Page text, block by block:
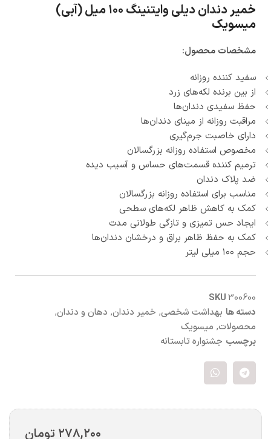
خمیر دندان دیلی وایتنینگ ۱۰۰ میل (آبی)
میسویک
مشخصات محصول:
سفید کننده روزانه
از بین برنده لکه‌های زرد
حفظ سفیدی دندان‌ها
مراقبت روزانه از مینای دندان‌ها
دارای خاصبت جرم‌گیری
مخصوص استفاده روزانه بزرگسالان
ترمیم کننده قسمت‌های حساس و آسیب دیده
ضد پلاک دندان
مناسب برای استفاده روزانه بزرگسالان
کمک به کاهش ظاهر لکه‌های سطحی
ایجاد حس تمیزی و تازگی طولانی‌ مدت
کمک به حفظ ظاهر براق و درخشان دندان‌ها
حجم ۱۰۰ میلی لیتر
SKU300600
دسته ها بهداشت شخصی, خمیر دندان, دهان و دندان,
محصولات, میسویک
برچسب جشنواره تابستانه
۲۷۸,۲۰۰ تومان